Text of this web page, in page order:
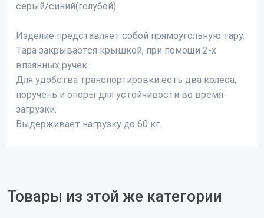
серый/синий(голубой)
Изделие представляет собой прямоугольную тару.
Тара закрывается крышкой, при помощи 2-х
впаянных ручек.
Для удобства транспортировки есть два колеса,
поручень и опоры для устойчивости во время
загрузки.
Выдерживает нагрузку до 60 кг.
Товары из этой же категории